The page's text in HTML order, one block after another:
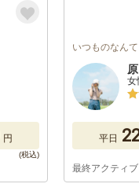
円
いつものなん
女
平日
最終アクティ